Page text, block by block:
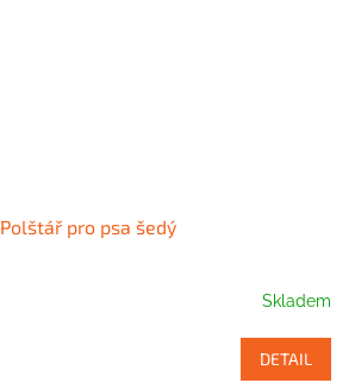
Polštář pro psa šedý
Skladem
DETAIL